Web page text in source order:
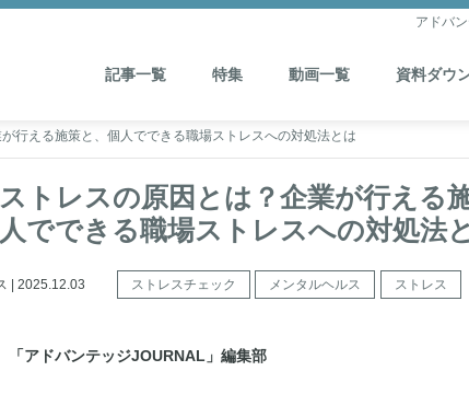
アドバ
記事一覧 特集 動画一覧 資料ダウ
行える施策と、個人でできる職場ストレスへの対処法とは
トレスの原因とは？企業が行える
でできる職場ストレスへの対処法
| 2025.12.03 ストレスチェック メンタルヘルス ストレス
「アドバンテッジJOURNAL」編集部